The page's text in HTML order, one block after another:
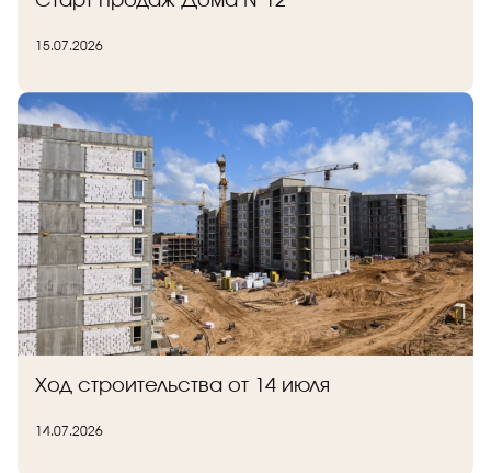
15.07.2026
Ход строительства от 14 июля
14.07.2026